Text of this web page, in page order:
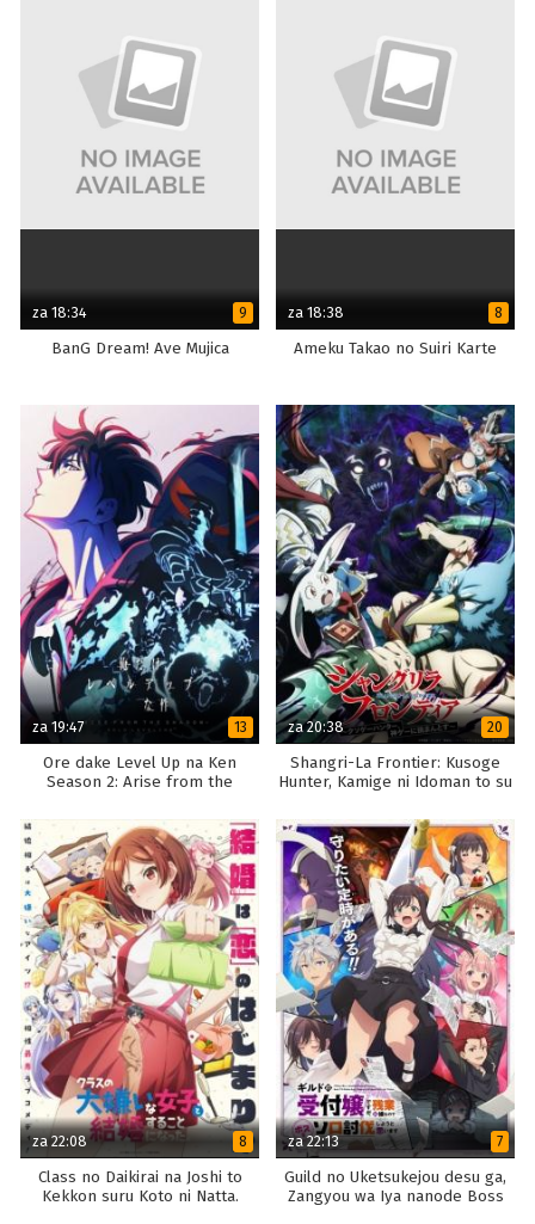
za 18:34 9
BanG Dream! Ave Mujica
za 18:38 8
Ameku Takao no Suiri Karte
za 19:47 13
Ore dake Level Up na Ken
Season 2: Arise from the
za 20:38 20
Shangri-La Frontier: Kusoge
Hunter, Kamige ni Idoman to su
za 22:08 8
Class no Daikirai na Joshi to
Kekkon suru Koto ni Natta.
za 22:13 7
Guild no Uketsukejou desu ga,
Zangyou wa Iya nanode Boss